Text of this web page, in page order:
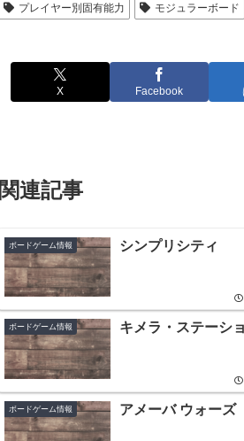
プレイヤー別固有能力
モジュラーボード
X Facebook
関連記事
ボードゲーム情報 シンプリシティ
ボードゲーム情報 キメラ・ステーシ
ボードゲーム情報 アメーバ ウォーズ